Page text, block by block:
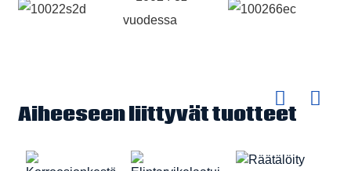
Aiheeseen liittyvät tuotteet